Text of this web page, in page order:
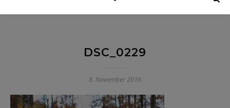
DSC_0229
8. November 2016